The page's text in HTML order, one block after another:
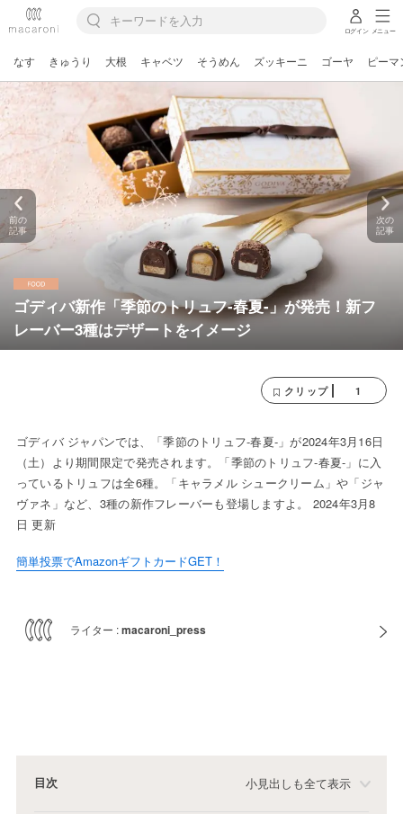
ログイン メニュー
なす きゅうり 大根 キャベツ そうめん ズッキーニ ゴーヤ ピーマ
ゴディバ新作「季節のトリュフ-春夏-」が発売！新フ
レーバー3種はデザートをイメージ
前の
記事
次の
記事
クリップ 1
ゴディバ ジャパンでは、「季節のトリュフ-春夏-」が2024年3月16日
（土）より期間限定で発売されます。「季節のトリュフ-春夏-」に入
っているトリュフは全6種。「キャラメル シュークリーム」や「ジャ
ヴァネ」など、3種の新作フレーバーも登場しますよ。 2024年3月8
日 更新
簡単投票でAmazonギフトカードGET！
ライター :macaroni_press
目次 小見出しも全て表示